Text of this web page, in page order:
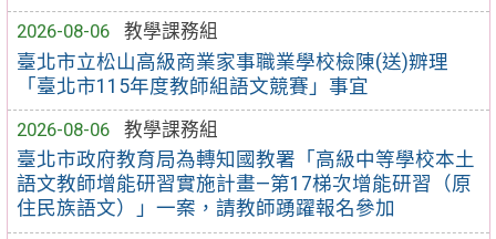
2026-08-06
教學課務組
臺北市立松山高級商業家事職業學校檢陳(送)辧理
「臺北市115年度教師組語文競賽」事宜
2026-08-06
教學課務組
臺北市政府教育局為轉知國教署「高級中等學校本土
語文教師增能研習實施計畫—第17梯次增能研習（原
住民族語文）」一案，請教師踴躍報名參加